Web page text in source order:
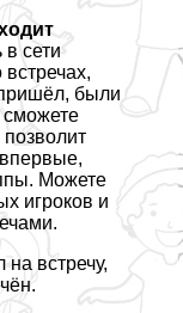
сети
были
сможете
Можете
игроков и
встречу,